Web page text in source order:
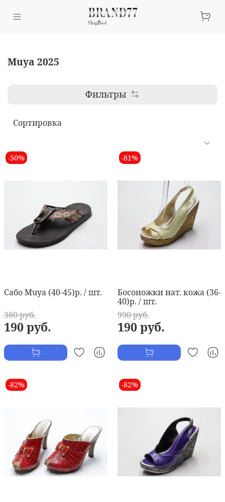
Muya 2025
Фильтры
-50%
Сабо Muya (40-45)р. / шт.
380 руб.
190 руб.
-81%
Босоножки нат. кожа (36-
40)р. / шт.
990 руб.
190 руб.
-82% -82%